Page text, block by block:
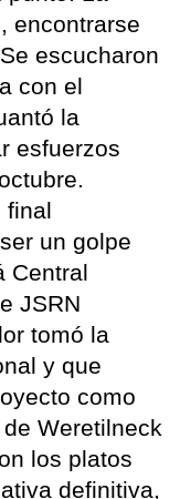
encontrarse
escucharon
con el
la
esfuerzos
final
un golpe
Central
JSRN
tomó la
y que
como
Weretilneck
los platos
definitiva,